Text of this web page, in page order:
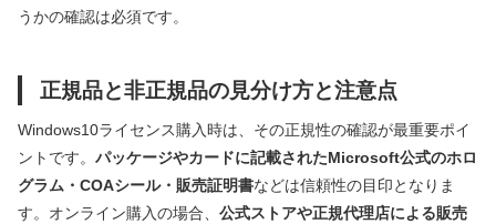
うかの確認は必須です。
正規品と非正規品の見分け方と注意点
Windows10ライセンス購入時は、その正規性の確認が最重要ポイ
ントです。 パッケージやカードに記載されたMicrosoft公式のホロ
グラム・COAシール・販売証明書などは信頼性の目印となりま
す。オンライン購入の場合、 公式ストアや正規代理店による販売